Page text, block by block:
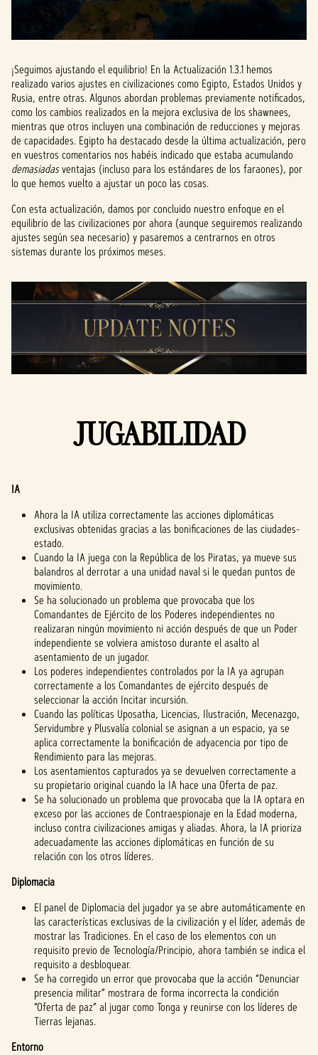
¡Seguimos ajustando el equilibrio! En la Actualización 1.3.1 hemos
realizado varios ajustes en civilizaciones como Egipto, Estados Unidos y
Rusia, entre otras. Algunos abordan problemas previamente notificados,
como los cambios realizados en la mejora exclusiva de los shawnees,
mientras que otros incluyen una combinación de reducciones y mejoras
de capacidades. Egipto ha destacado desde la última actualización, pero
en vuestros comentarios nos habéis indicado que estaba acumulando
demasiadasventajas (incluso para los estándares de los faraones), por
lo que hemos vuelto a ajustar un poco las cosas.
Con esta actualización, damos por concluido nuestro enfoque en el
equilibrio de las civilizaciones por ahora (aunque seguiremos realizando
ajustes según sea necesario) y pasaremos a centrarnos en otros
sistemas durante los próximos meses.
JUGABILIDAD
IA
Ahora la IA utiliza correctamente las acciones diplomáticas
exclusivas obtenidas gracias a las bonificaciones de las ciudades-
estado.
Cuando la IA juega con la República de los Piratas, ya mueve sus
balandros al derrotar a una unidad naval si le quedan puntos de
movimiento.
Se ha solucionado un problema que provocaba que los
Comandantes de Ejército de los Poderes independientes no
realizaran ningún movimiento ni acción después de que un Poder
independiente se volviera amistoso durante el asalto al
asentamiento de un jugador.
Los poderes independientes controlados por la IA ya agrupan
correctamente a los Comandantes de ejército después de
seleccionar la acción Incitar incursión.
Cuando las políticas Uposatha, Licencias, Ilustración, Mecenazgo,
Servidumbre y Plusvalía colonial se asignan a un espacio, ya se
aplica correctamente la bonificación de adyacencia por tipo de
Rendimiento para las mejoras.
Los asentamientos capturados ya se devuelven correctamente a
su propietario original cuando la IA hace una Oferta de paz.
Se ha solucionado un problema que provocaba que la IA optara en
exceso por las acciones de Contraespionaje en la Edad moderna,
incluso contra civilizaciones amigas y aliadas. Ahora, la IA prioriza
adecuadamente las acciones diplomáticas en función de su
relación con los otros líderes.
Diplomacia
El panel de Diplomacia del jugador ya se abre automáticamente en
las características exclusivas de la civilización y el líder, además de
mostrar las Tradiciones. En el caso de los elementos con un
requisito previo de Tecnología/Principio, ahora también se indica el
requisito a desbloquear.
Se ha corregido un error que provocaba que la acción “Denunciar
presencia militar” mostrara de forma incorrecta la condición
“Oferta de paz” al jugar como Tonga y reunirse con los líderes de
Tierras lejanas.
Entorno